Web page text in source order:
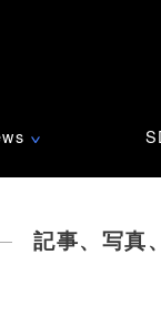
∨
記事、写真